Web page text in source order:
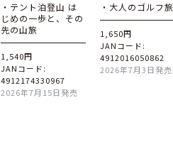
・テント泊登山 は
じめの一歩と、その
先の山旅
1,540円
JANコード:
4912174330967
2026年7月15日発売
・大人のゴルフ旅
1,650円
JANコード:
4912016050862
2026年7月3日発売